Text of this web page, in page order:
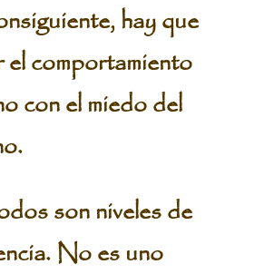
hay que
el comportamiento
con el miedo del
son niveles de
No es uno